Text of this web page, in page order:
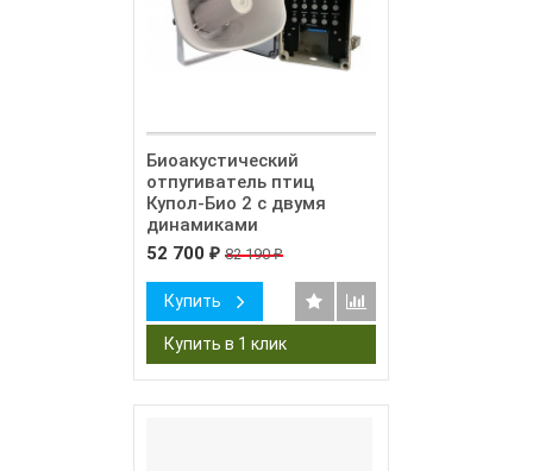
Биоакустический
отпугиватель птиц
Купол-Био 2 с двумя
динамиками
52 700 ₽ 82 190₽
Купить